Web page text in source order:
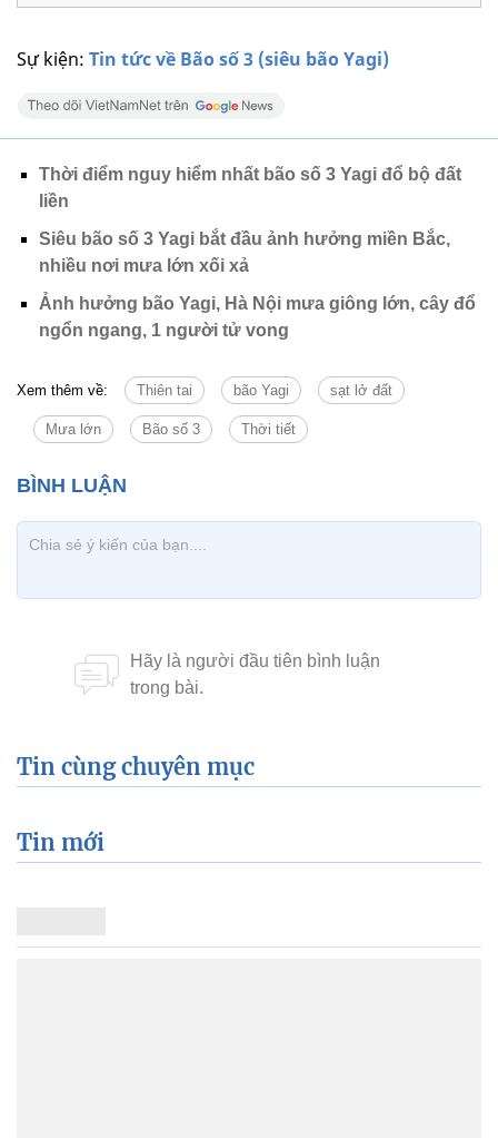
Sự kiện: Tin tức về Bão số 3 (siêu bão Yagi)
Thời điểm nguy hiểm nhất bão số 3 Yagi đổ bộ đất
liền
Siêu bão số 3 Yagi bắt đầu ảnh hưởng miền Bắc,
nhiều nơi mưa lớn xối xả
Ảnh hưởng bão Yagi, Hà Nội mưa giông lớn, cây đổ
ngổn ngang, 1 người tử vong
Xem thêm về: Thiên tai bão Yagi sạt lở đất
Mưa lớn Bão số 3 Thời tiết
Tin cùng chuyên mục
Tin mới